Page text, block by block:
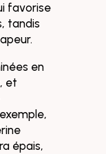
favorise
tandis
en
et
épais,